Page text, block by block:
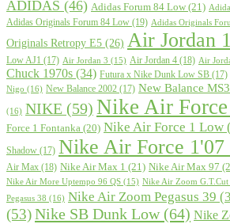
ADIDAS (46) Adidas Forum 84 Low (21)
Adidas Originals Forum 84 Low (19) Adidas Originals
Originals Retropy E5 (26) Air Jordan 1
Low AJ1 (17) Air Jordan 3 (15) Air Jordan 4 (18) Air
Chuck 1970s (34) Futura x Nike Dunk Low SB (17)
Nigo (16) New Balance 2002 (17) New Balance
(16) NIKE (59) Nike Air Force
Force 1 Fontanka (20) Nike Air Force 1 Low
Shadow (17) Nike Air Force
Air Max (18) Nike Air Max 1 (21) Nike Air Max 97
Nike Air More Uptempo 96 QS (15) Nike Air Zoom G.T.Cut
Pegasus 38 (16) Nike Air Zoom Pegasus 39
(53)Nike SB Dunk Low(64) Nike